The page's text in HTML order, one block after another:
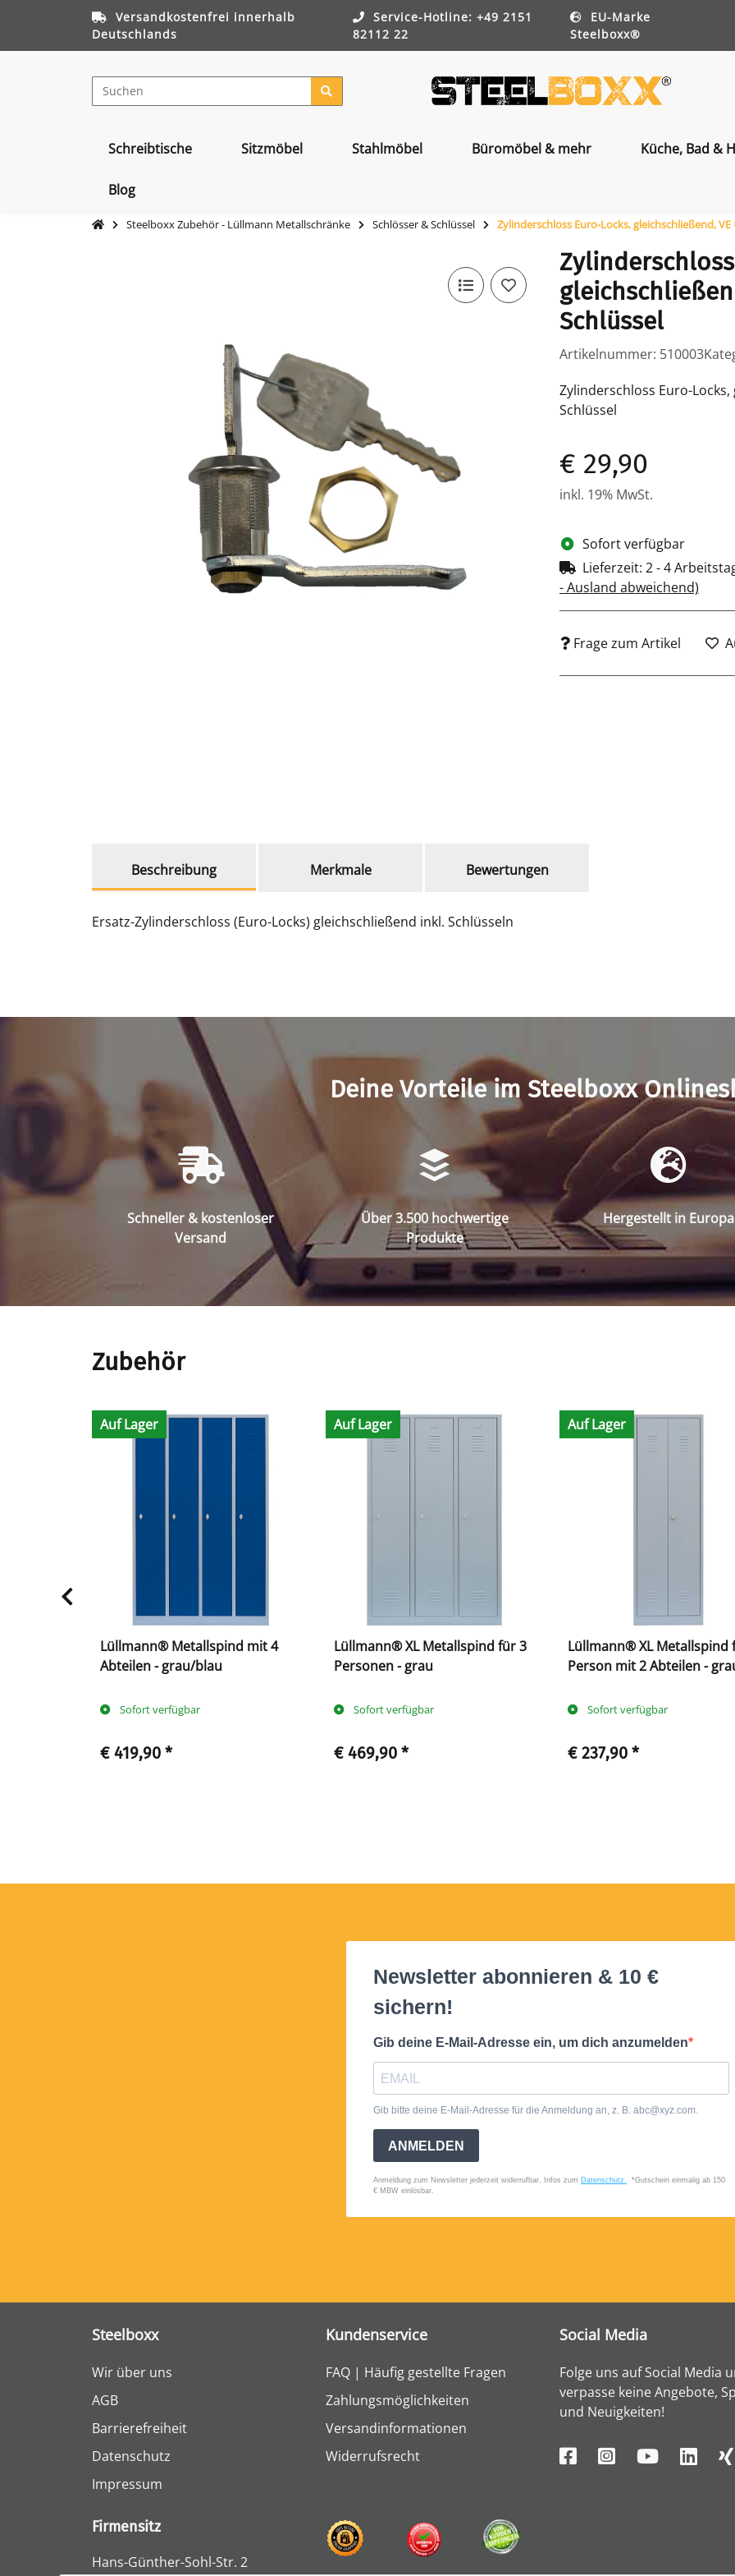
Versandkostenfrei innerhalb
Deutschlands
Service-Hotline: +49 2151
82112 22
EU-Marke
Steelboxx®
Schreibtische Sitzmöbel Stahlmöbel Büromöbel & mehr Küche, Bad &
Blog
Steelboxx Zubehör - Lüllmann Metallschränke Schlösser & Schlüssel Zylinderschloss Euro-Locks, gleichschließend, VE
Schlüssel
Artikelnummer: 510003
Zylinderschloss Euro-Locks,
Schlüssel
€ 29,90
inkl. 19% MwSt.
Sofort verfügbar
Lieferzeit: 2 - 4
- Ausland abweichend)
Frage zum Artikel
Beschreibung
Merkmale Bewertungen
Ersatz-Zylinderschloss (Euro-Locks) gleichschließend inkl. Schlüsseln
Deine Vorteile im Steelboxx
Schneller & kostenloser
Versand
Über 3.500 hochwertige
Produkte
Hergestellt in Europa
Zubehör
Auf Lager
Lüllmann® Metallspind mit 4
Abteilen - grau/blau
Sofort verfügbar
€ 419,90 *
Auf Lager
Lüllmann® XL Metallspind für 3
Personen - grau
Sofort verfügbar
€ 469,90 *
Auf Lager
Lüllmann® XL Metallspind
Person mit 2 Abteilen -
Sofort verfügbar
€ 237,90 *
Steelboxx
Wir über uns
AGB
Barrierefreiheit
Datenschutz
Impressum
Kundenservice
FAQ | Häufig gestellte Fragen
Zahlungsmöglichkeiten
Versandinformationen
Widerrufsrecht
Social Media
Folge uns auf Social Media
verpasse keine Angebote,
und Neuigkeiten!
Firmensitz
Hans-Günther-Sohl-Str. 2